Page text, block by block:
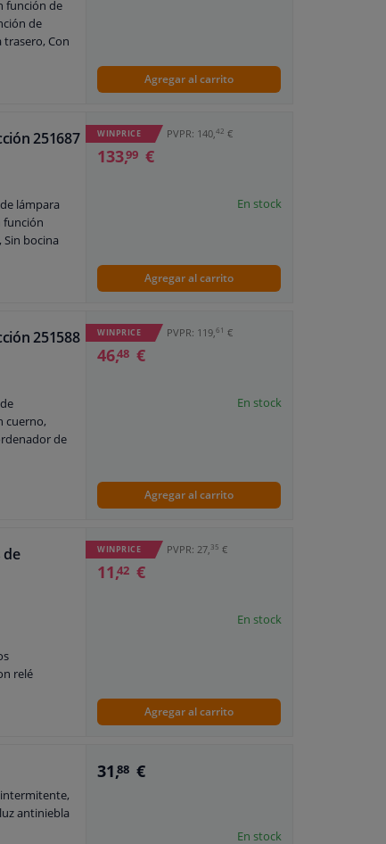
función de
de
Con
Agregar al carrito
251687
lámpara
función
bocina
WINPRICE PVPR: 140,42 €
133,99 €
En stock
Agregar al carrito
251588
cuerno,
de
WINPRICE PVPR: 119,61 €
46,48 €
En stock
Agregar al carrito
de
relé
WINPRICE PVPR: 27,35 €
11,42 €
En stock
Agregar al carrito
antiniebla
31,88 €
En stock